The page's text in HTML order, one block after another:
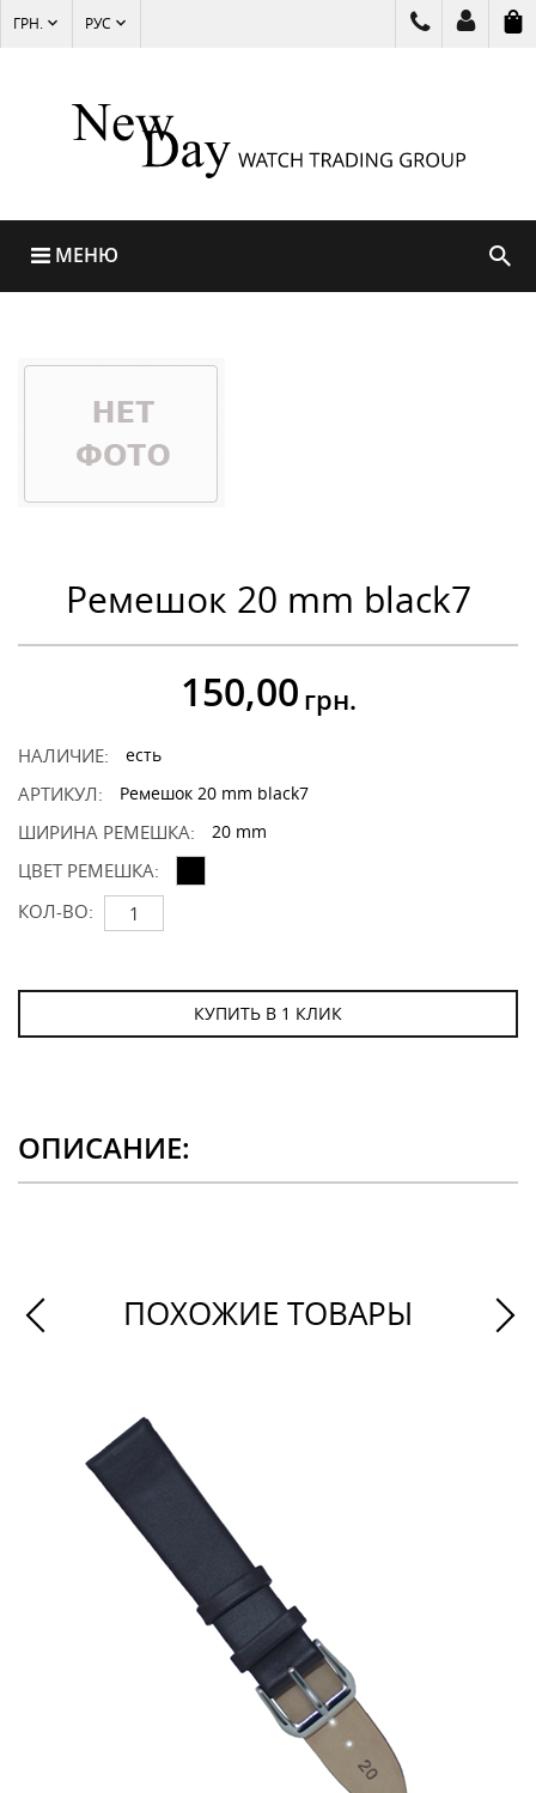
ГРН. РУС
МЕНЮ
Ремешок 20 mm black7
150,00 грн.
НАЛИЧИЕ: есть
АРТИКУЛ: Ремешок 20 mm black7
ШИРИНА РЕМЕШКА: 20 mm
ЦВЕТ РЕМЕШКА:
КОЛ-ВО:
КУПИТЬ В 1 КЛИК
ОПИСАНИЕ:
ПОХОЖИЕ ТОВАРЫ